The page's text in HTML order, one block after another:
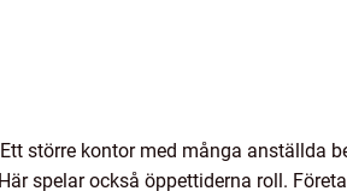
större kontor med många anställda
spelar också öppettiderna roll.